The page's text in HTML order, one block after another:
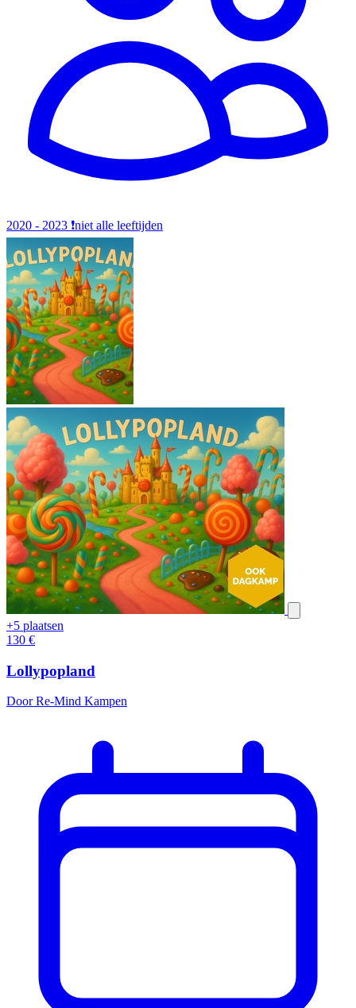
2020 - 2023 ❗️niet alle leeftijden
+5 plaatsen
130 €
Lollypopland
Door Re-Mind Kampen